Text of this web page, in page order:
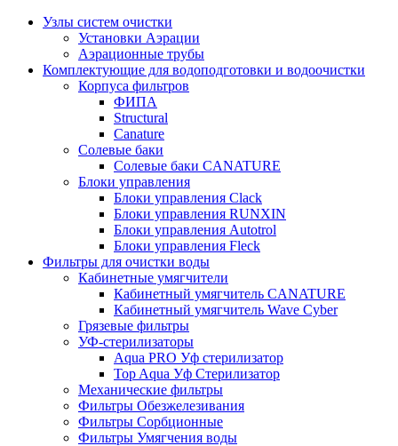
Узлы систем очистки
Установки Аэрации
Аэрационные трубы
Комплектующие для водоподготовки и водоочистки
Корпуса фильтров
ФИПА
Structural
Canature
Солевые баки
Солевые баки CANATURE
Блоки управления
Блоки управления Clack
Блоки управления RUNXIN
Блоки управления Autotrol
Блоки управления Fleck
Фильтры для очистки воды
Кабинетные умягчители
Кабинетный умягчитель CANATURE
Кабинетный умягчитель Wave Cyber
Грязевые фильтры
УФ-стерилизаторы
Aqua PRO Уф стерилизатор
Top Aqua Уф Стерилизатор
Механические фильтры
Фильтры Обезжелезивания
Фильтры Сорбционные
Фильтры Умягчения воды